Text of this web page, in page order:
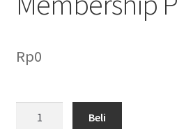
Rp0
Kuantitas
Beli